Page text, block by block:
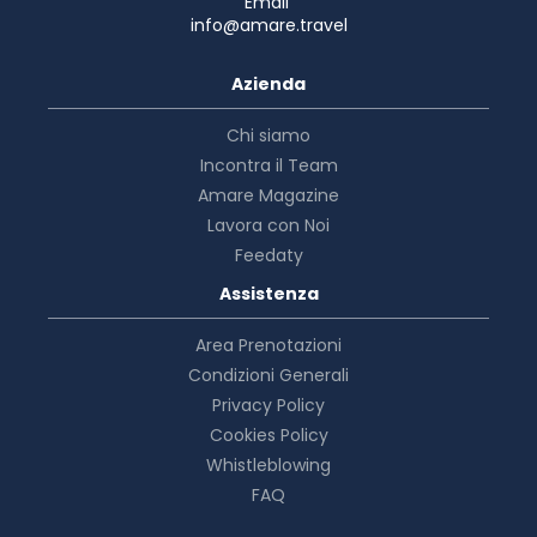
info@amare.travel
Azienda
Chi siamo
Incontra il Team
Amare Magazine
Lavora con Noi
Feedaty
Assistenza
Area Prenotazioni
Condizioni Generali
Privacy Policy
Cookies Policy
Whistleblowing
FAQ